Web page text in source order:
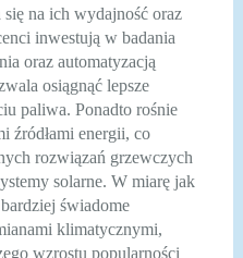
się na ich wydajność oraz
inwestują w badania
oraz automatyzacją
osiągnąć lepsze
paliwa. Ponadto rośnie
źródłami energii, co
rozwiązań grzewczych
solarne. W miarę jak
świadome
klimatycznymi,
wzrostu popularności